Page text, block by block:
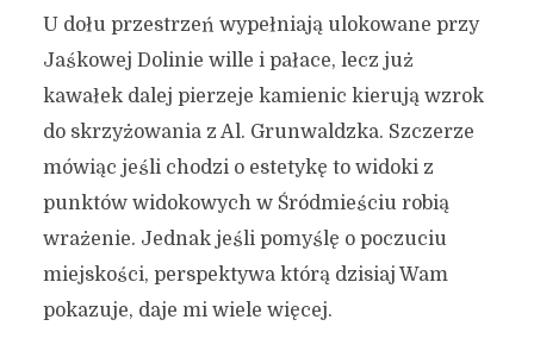
“Spojrzenie na Gdańsk” ze
wzgórza nad Jaśkową
Doliną.
Autor:Kamil Sulewski
U dołu przestrzeń wypełniają ulokowane przy
Jaśkowej Dolinie wille i pałace, lecz już
kawałek dalej pierzeje kamienic kierują wzrok
do skrzyżowania z Al. Grunwaldzka. Szczerze
mówiąc jeśli chodzi o estetykę to widoki z
punktów widokowych w Śródmieściu robią
wrażenie. Jednak jeśli pomyślę o poczuciu
miejskości, perspektywa którą dzisiaj Wam
pokazuje, daje mi wiele więcej.